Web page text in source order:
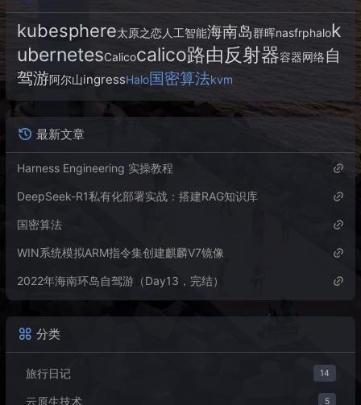
kubesphere太原之恋人工智能海南岛群晖nasfrphalok
ubernetesCalicocalico路由反射器容器网络自
驾游阿尔山ingressHalo国密算法kvm
最新文章
Harness Engineering 实操教程
DeepSeek-R1私有化部署实战：搭建RAG知识库
国密算法
WIN系统模拟ARM指令集创建麒麟V7镜像
2022年海南环岛自驾游（Day13，完结）
分类
旅行日记 14
云原生技术 5